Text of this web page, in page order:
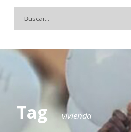
Tag vivienda